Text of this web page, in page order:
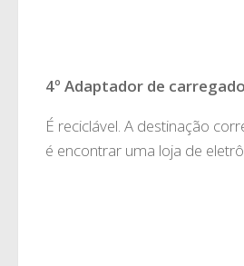
4º Adaptador de
É reciclável. A destinação
é encontrar uma loja de